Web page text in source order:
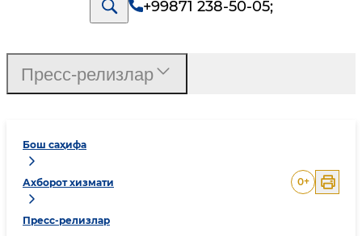
+99871 238-50-05;
Бош саҳифа
Ахборот хизмати
Пресс-релизлар
0+
Пресс-релизлар